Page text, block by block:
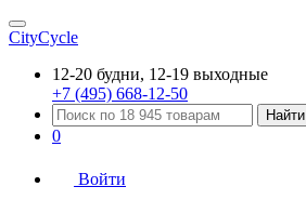
CityCycle
12-20 будни, 12-19 выходные
+7 (495) 668-12-50
Найти
0
Войти